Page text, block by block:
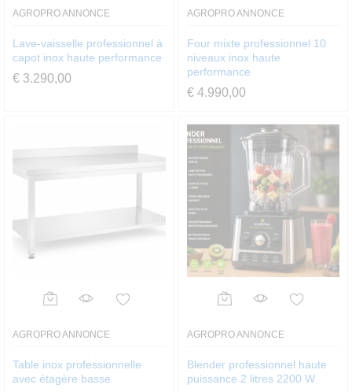
AGROPRO ANNONCE
Lave-vaisselle professionnel à
capot inox haute performance
€ 3.290,00
AGROPRO ANNONCE
Four mixte professionnel 10
niveaux inox haute
performance
€4.990,00
AGROPRO ANNONCE
Table inox professionnelle
avec étagère basse
AGROPRO ANNONCE
Blender professionnel haute
puissance 2 litres 2200 W